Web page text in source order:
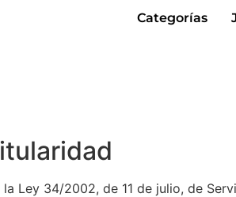
Categorías
Ley 34/2002, de 11 de julio, de